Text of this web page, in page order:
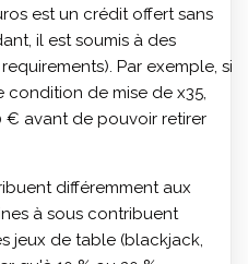
est un crédit offert sans
il est soumis à des
Par exemple, si
de mise de x35,
€ avant de pouvoir retirer
différemment aux
à sous contribuent
jeux de table (blackjack,